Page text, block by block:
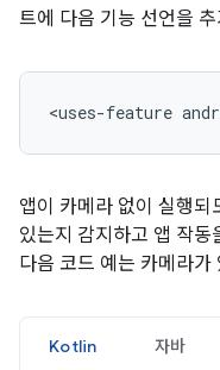
트에 다음 기능 선언을
<uses-feature
앱이 카메라 없이 실행
있는지 감지하고 앱 작
다음 코드 예는 카메라
Kotlin 자바